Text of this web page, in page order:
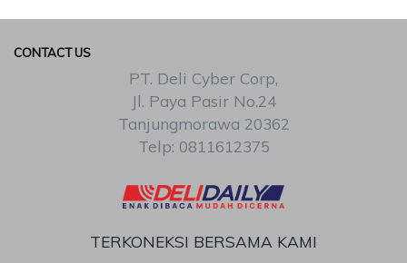
TERKONEKSI BERSAMA KAMI
CONTACT US
PT. Deli Cyber Corp,
Jl. Paya Pasir No.24
Tanjungmorawa 20362
Telp: 0811612375